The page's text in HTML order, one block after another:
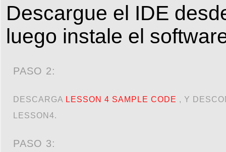
Descargue el IDE
luego instale el
PASO 2:
DESCARGA LESSON 4 SAMPLE CODE , Y
LESSON4.
PASO 3: